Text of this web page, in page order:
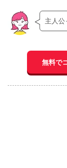
主人公
無料で